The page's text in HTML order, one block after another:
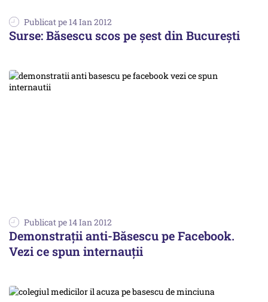
Publicat pe 14 Ian 2012
Surse: Băsescu scos pe şest din Bucureşti
Publicat pe 14 Ian 2012
Demonstraţii anti-Băsescu pe Facebook.
Vezi ce spun internauţii